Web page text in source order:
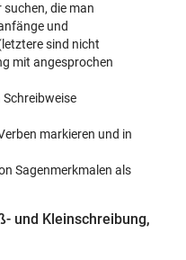
suchen, die man
und
sind nicht
mit angesprochen
Schreibweise
markieren und in
Sagenmerkmalen als
und Kleinschreibung,